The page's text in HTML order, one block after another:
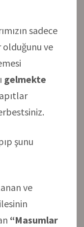
sadece
ve
gelmekte
şunu
ve
“Masumlar